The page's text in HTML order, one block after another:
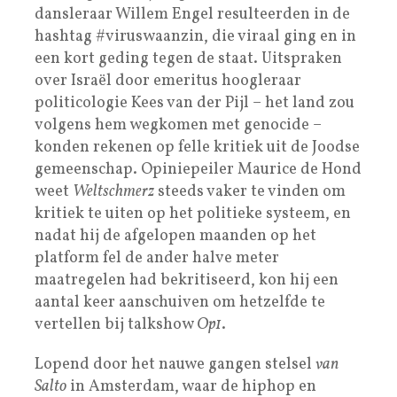
dans­leraar Willem Engel resulteerden in de
hashtag #viruswaanzin, die viraal ging en in
een kort geding tegen de staat. Uitspraken
over Israël door emeritus hoogleraar
politicologie Kees van der Pijl – het land zou
volgens hem wegkomen met genocide –
konden rekenen op felle kritiek uit de Joodse
gemeenschap. Opiniepeiler Maurice de Hond
weet Weltschmerz steeds vaker te vinden om
kritiek te uiten op het politieke systeem, en
nadat hij de afgelopen maanden op het
platform fel de ander halve meter
maatregelen had bekritiseerd, kon hij een
aantal keer aanschuiven om hetzelfde te
vertellen bij talkshowOp1.
Lopend door het nauwe gangen ­stelsel van
Salto in Amsterdam, waar de hiphop en